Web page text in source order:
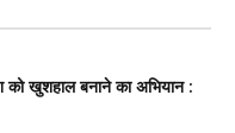
को खुशहाल बनाने का अभियान :